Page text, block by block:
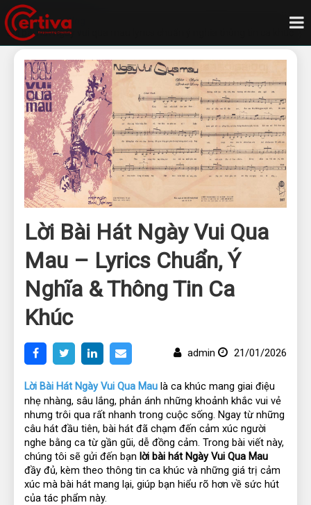
Trang chủ
Blog
Lời bài hát ngày vui qua mau lyrics chuẩn ý nghĩa thông tin ca khúc
Lời Bài Hát Ngày Vui Qua
Mau – Lyrics Chuẩn, Ý
Nghĩa & Thông Tin Ca
Khúc
admin 21/01/2026
Lời Bài Hát Ngày Vui Qua Mau là ca khúc mang giai điệu
nhẹ nhàng, sâu lắng, phản ánh những khoảnh khắc vui vẻ
nhưng trôi qua rất nhanh trong cuộc sống. Ngay từ những
câu hát đầu tiên, bài hát đã chạm đến cảm xúc người
nghe bằng ca từ gần gũi, dễ đồng cảm. Trong bài viết này,
chúng tôi sẽ gửi đến bạn lời bài hát Ngày Vui Qua Mau
đầy đủ, kèm theo thông tin ca khúc và những giá trị cảm
xúc mà bài hát mang lại, giúp bạn hiểu rõ hơn về sức hút
của tác phẩm này.